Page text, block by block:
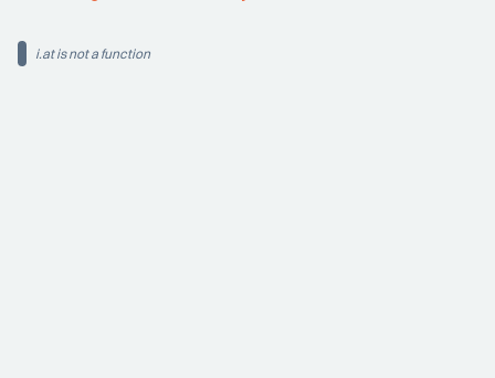
i.at is not a function